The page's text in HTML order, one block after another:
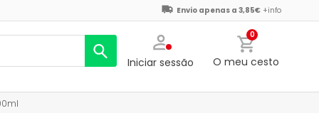
Envio apenas a 3,85€ +info
Iniciar sessão
0
O meu cesto